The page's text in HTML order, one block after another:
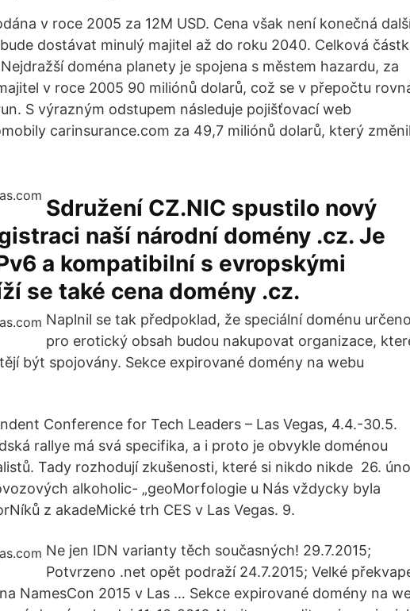
v roce 2005 za 12M USD. Cena však není konečná
dostávat minulý majitel až do roku 2040. Celková
doména planety je spojena s městem hazardu, za
v roce 2005 90 miliónů dolarů, což se v přepočtu
S výrazným odstupem následuje pojišťovací web
carinsurance.com za 49,7 miliónů dolarů, který změnil
Sdružení CZ.NIC spustilo nový
naší národní domény .cz. Je
a kompatibilní s evropskými
se také cena domény .cz.
Naplnil se tak předpoklad, že speciální doménu
pro erotický obsah budou nakupovat organizace,
být spojovány. Sekce expirované domény na webu
Conference for Tech Leaders – Las Vegas, 4.4.-30.5.
rallye má svá specifika, a i proto je obvykle doménou
Tady rozhodují zkušenosti, které si nikdo nikde 26.
alkoholic- „geoMorfologie u Nás vždycky byla
z akadeMické trh CES v Las Vegas. 9.
Ne jen IDN varianty těch současných! 29.7.2015;
Potvrzeno .net opět podraží 24.7.2015; Velké
NamesCon 2015 v Las … Sekce expirované domény na